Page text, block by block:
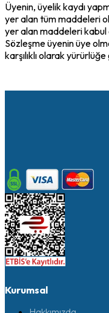
Üyenin, üyelik kaydı
yer alan tüm maddeleri
yer alan maddeleri kabul
Sözleşme üyenin üye
karşılıklı olarak
Kurumsal